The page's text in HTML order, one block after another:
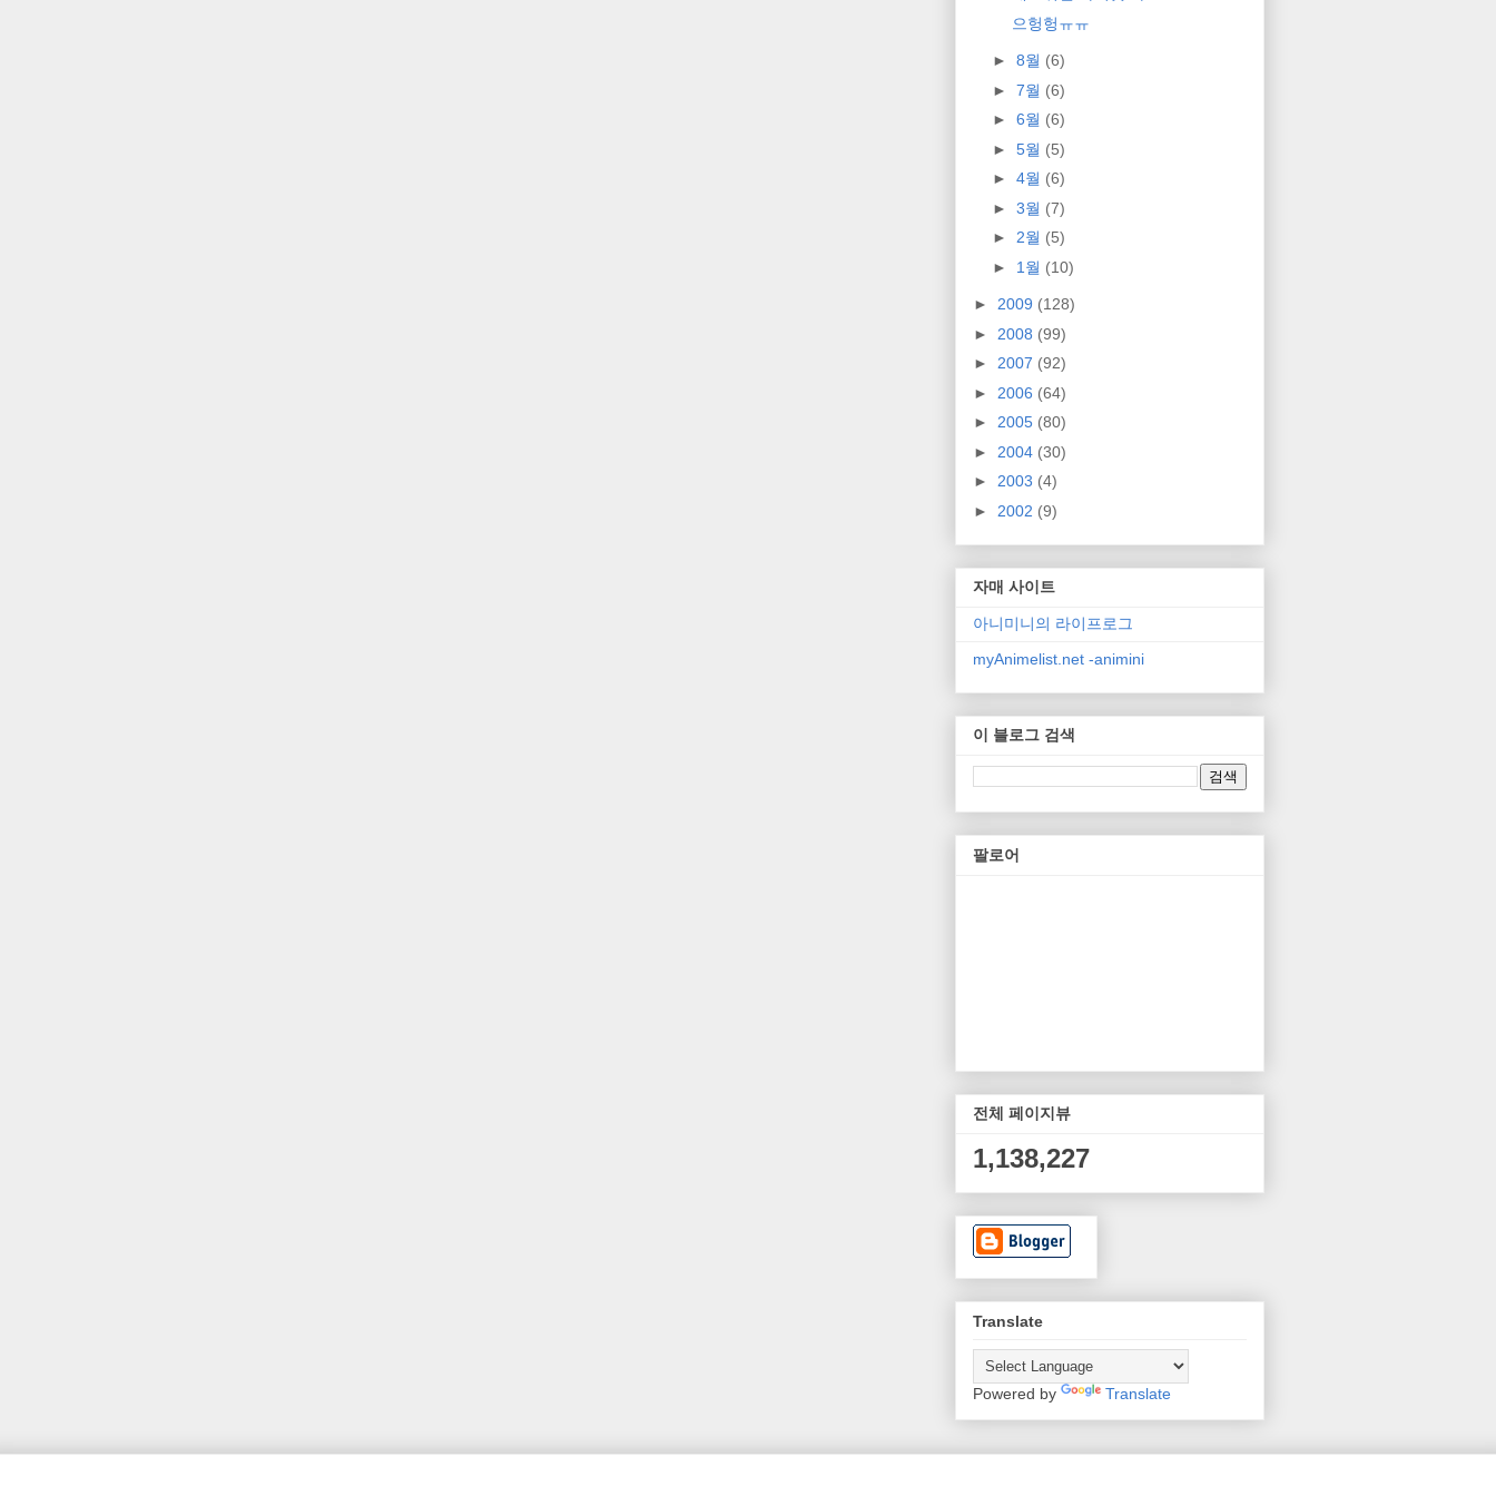
으헝헝ㅠㅠ
► 8월 (6)
► 7월 (6)
► 6월 (6)
► 5월 (5)
► 4월 (6)
► 3월 (7)
► 2월 (5)
► 1월 (10)
► 2009 (128)
► 2008 (99)
► 2007 (92)
► 2006 (64)
► 2005 (80)
► 2004 (30)
► 2003 (4)
► 2002 (9)
자매 사이트
아니미니의 라이프로그
myAnimelist.net -animini
이 블로그 검색
팔로어
전체 페이지뷰
1,138,227
Translate
Powered by Translate